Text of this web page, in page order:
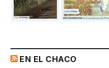
EN EL CHACO